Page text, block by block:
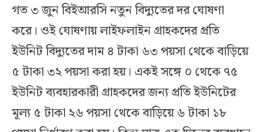
গত ৩ জুন বিইআরসি নতুন বিদ্যুতের দর ঘোষণা
করে। ওই ঘোষণায় লাইফলাইন গ্রাহকদের প্রতি
ইউনিট বিদ্যুতের দাম ৪ টাকা ৬৩ পয়সা থেকে বাড়িয়ে
৫ টাকা ৩২ পয়সা করা হয়। একই সঙ্গে ০ থেকে ৭৫
ইউনিট ব্যবহারকারী গ্রাহকদের জন্য প্রতি ইউনিটের
মূল্য ৫ টাকা ২৬ পয়সা থেকে বাড়িয়ে ৬ টাকা ১৮